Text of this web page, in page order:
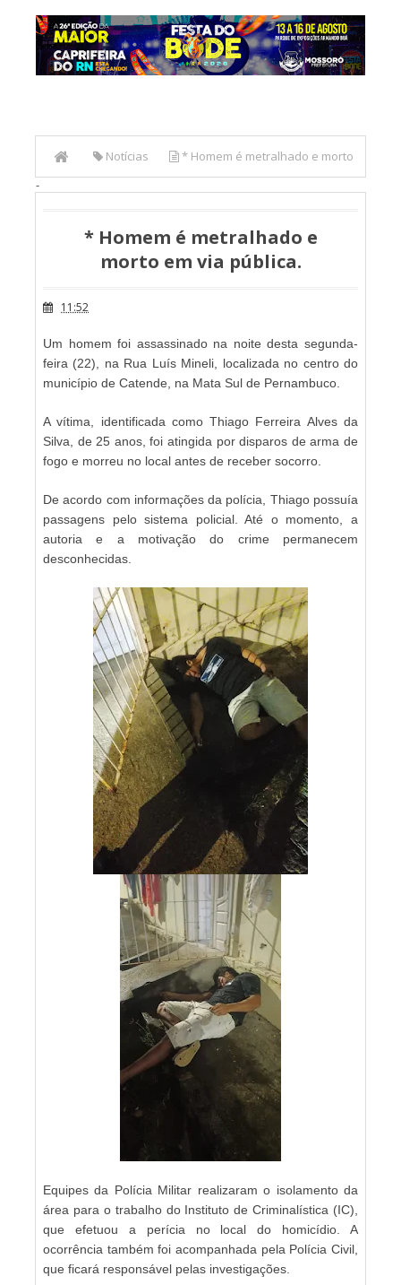
Notícias * Homem é metralhado e morto
em via pública.
-
* Homem é metralhado e
morto em via pública.
11:52
Um homem foi assassinado na noite desta segunda-
feira (22), na Rua Luís Mineli, localizada no centro do
município de Catende, na Mata Sul de Pernambuco.
A vítima, identificada como Thiago Ferreira Alves da
Silva, de 25 anos, foi atingida por disparos de arma de
fogo e morreu no local antes de receber socorro.
De acordo com informações da polícia, Thiago possuía
passagens pelo sistema policial. Até o momento, a
autoria e a motivação do crime permanecem
desconhecidas.
Equipes da Polícia Militar realizaram o isolamento da
área para o trabalho do Instituto de Criminalística (IC),
que efetuou a perícia no local do homicídio. A
ocorrência também foi acompanhada pela Polícia Civil,
que ficará responsável pelas investigações.